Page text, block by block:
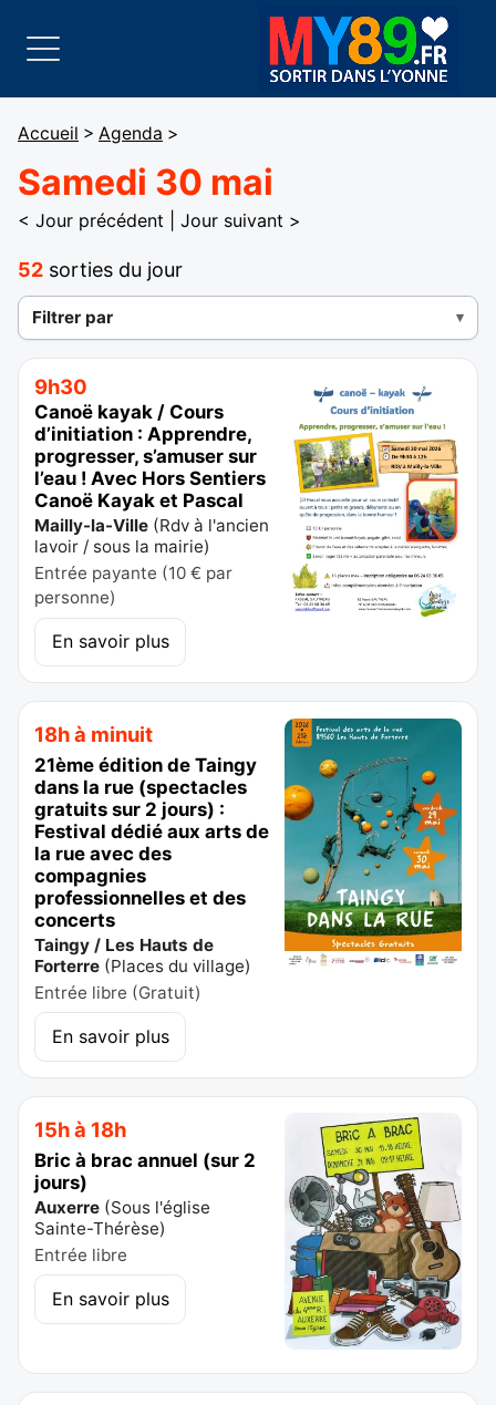
Accueil > Agenda >
Samedi 30 mai
< Jour précédent Jour suivant >
52 sorties du jour
Filtrer par
9h30
Canoë kayak / Cours
d’initiation : Apprendre,
progresser, s’amuser sur
l’eau ! Avec Hors Sentiers
Canoë Kayak et Pascal
Mailly-la-Ville (Rdv à l'ancien
lavoir / sous la mairie)
Entrée payante (10 € par
personne)
En savoir plus
18h à minuit
21ème édition de Taingy
dans la rue (spectacles
gratuits sur 2 jours) :
Festival dédié aux arts de
la rue avec des
compagnies
professionnelles et des
concerts
Taingy / Les Hauts de
Forterre (Places du village)
Entrée libre (Gratuit)
En savoir plus
15h à 18h
Bric à brac annuel (sur 2
jours)
Auxerre (Sous l'église
Sainte-Thérèse)
Entrée libre
En savoir plus